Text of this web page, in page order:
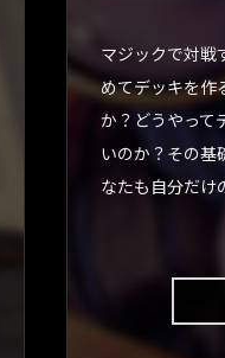
マジックで対戦
めてデッキを作
か？どうやって
いのか？その基
なたも自分だけ